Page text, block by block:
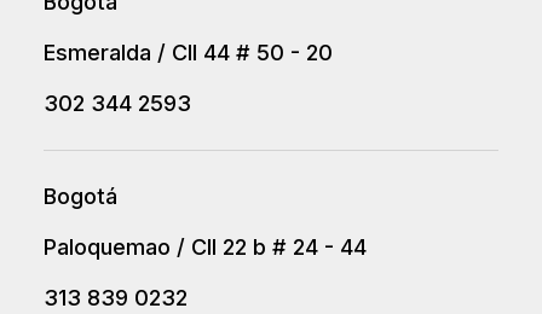
Esmeralda / Cll 44 # 50 - 20
302 344 2593
Bogotá
Paloquemao / Cll 22 b # 24 - 44
313 839 0232